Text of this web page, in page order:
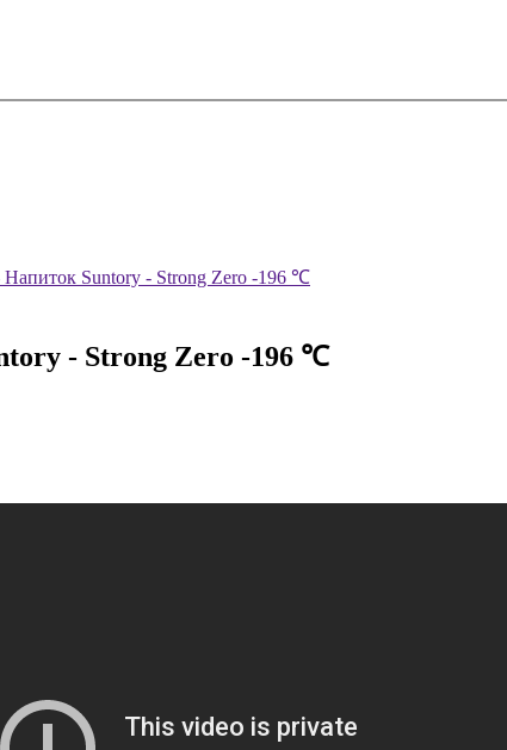
Напиток Suntory - Strong Zero -196 ℃
- Strong Zero -196 ℃